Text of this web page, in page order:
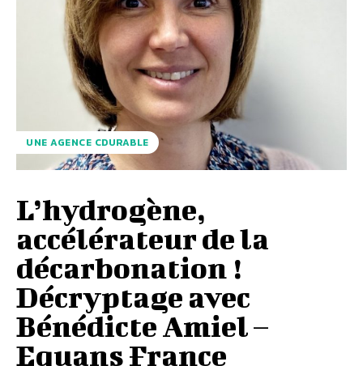
UNE AGENCE CDURABLE
L’hydrogène,
accélérateur de la
décarbonation !
Décryptage avec
Bénédicte Amiel –
Equans France